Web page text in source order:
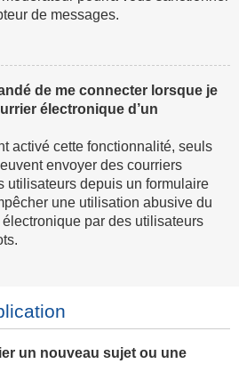
de messages.
de me connecter lorsque je
électronique d’un
activé cette fonctionnalité, seuls
envoyer des courriers
utilisateurs depuis un formulaire
une utilisation abusive du
par des utilisateurs
un nouveau sujet ou une